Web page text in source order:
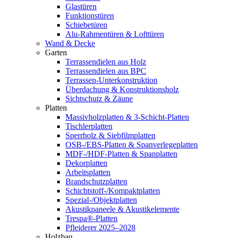
Glastüren
Funktionstüren
Schiebetüren
Alu-Rahmentüren & Lofttüren
Wand & Decke
Garten
Terrassendielen aus Holz
Terrassendielen aus BPC
Terrassen-Unterkonstruktion
Überdachung & Konstruktionsholz
Sichtschutz & Zäune
Platten
Massivholzplatten & 3-Schicht-Platten
Tischlerplatten
Sperrholz & Siebfilmplatten
OSB-/EBS-Platten & Spanverlegeplatten
MDF-/HDF-Platten & Spanplatten
Dekorplatten
Arbeitsplatten
Brandschutzplatten
Schichtstoff-/Kompaktplatten
Spezial-/Objektplatten
Akustikpaneele & Akustikelemente
Trespa®-Platten
Pfleiderer 2025–2028